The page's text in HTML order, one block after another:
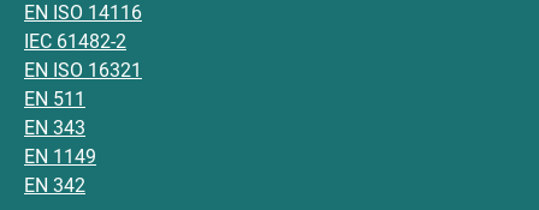
EN ISO 14116
IEC 61482-2
EN ISO 16321
EN 511
EN 343
EN 1149
EN 342